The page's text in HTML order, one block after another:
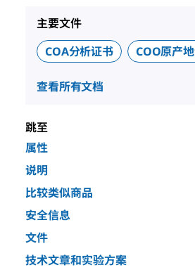
主要文件
COA分析证书
COO原产
查看所有文档
跳至
属性
说明
比较类似商品
安全信息
文件
技术文章和实验方案